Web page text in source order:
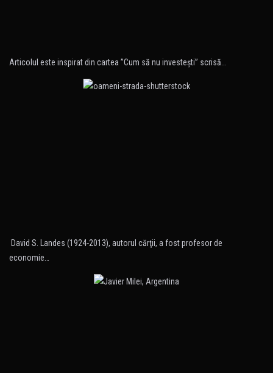
Articolul este inspirat din cartea ”Cum să nu investeşti” scrisă…
David S. Landes (1924-2013), autorul cărţii, a fost profesor de
economie…